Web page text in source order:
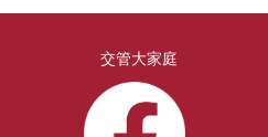
交管大家庭